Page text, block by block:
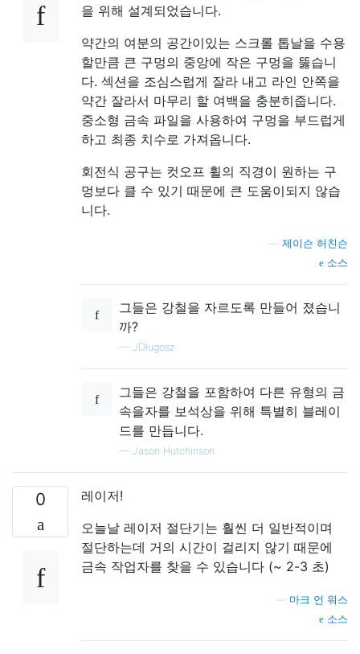
을 위해 설계되었습니다.
약간의 여분의 공간이있는 스크롤 톱날을 수용
할만큼 큰 구멍의 중앙에 작은 구멍을 뚫습니
다. 섹션을 조심스럽게 잘라 내고 라인 안쪽을
약간 잘라서 마무리 할 여백을 충분히줍니다.
중소형 금속 파일을 사용하여 구멍을 부드럽게
하고 최종 치수로 가져옵니다.
회전식 공구는 컷오프 휠의 직경이 원하는 구
멍보다 클 수 있기 때문에 큰 도움이되지 않습
니다.
제이슨 허친슨
소스
그들은 강철을 자르도록 만들어 졌습니
까?
— JDługosz
그들은 강철을 포함하여 다른 유형의 금
속을자를 보석상을 위해 특별히 블레이
드를 만듭니다.
— Jason Hutchinson
0
레이저!
오늘날 레이저 절단기는 훨씬 더 일반적이며
절단하는데 거의 시간이 걸리지 않기 때문에
금속 작업자를 찾을 수 있습니다 (~ 2-3 초)
마크 언 워스
소스